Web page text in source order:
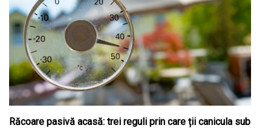
Răcoare pasivă acasă: trei reguli prin care ții canicula sub